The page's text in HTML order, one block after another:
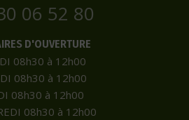
06 52 80
D'OUVERTURE
08h30 à 12h00
08h30 à 12h00
08h30 à 12h00
08h30 à 12h00